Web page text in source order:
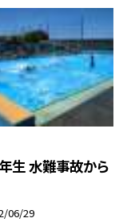
生 水難事故から
06/29